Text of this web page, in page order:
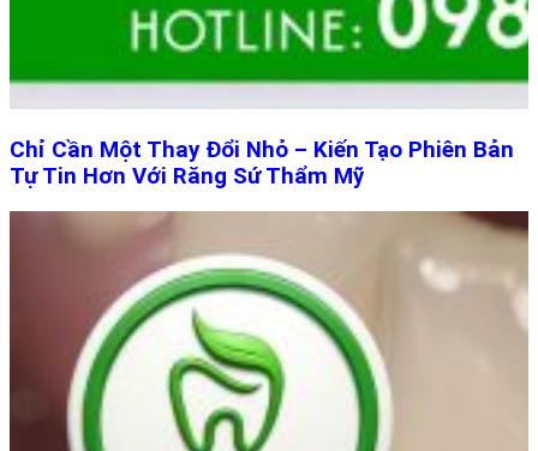
Chỉ Cần Một Thay Đổi Nhỏ – Kiến Tạo Phiên Bản
Tự Tin Hơn Với Răng Sứ Thẩm Mỹ